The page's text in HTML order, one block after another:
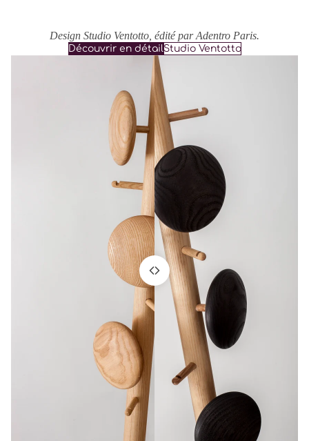
Design Studio Ventotto, édité par Adentro Paris.
Découvrir en détailStudio Ventotto